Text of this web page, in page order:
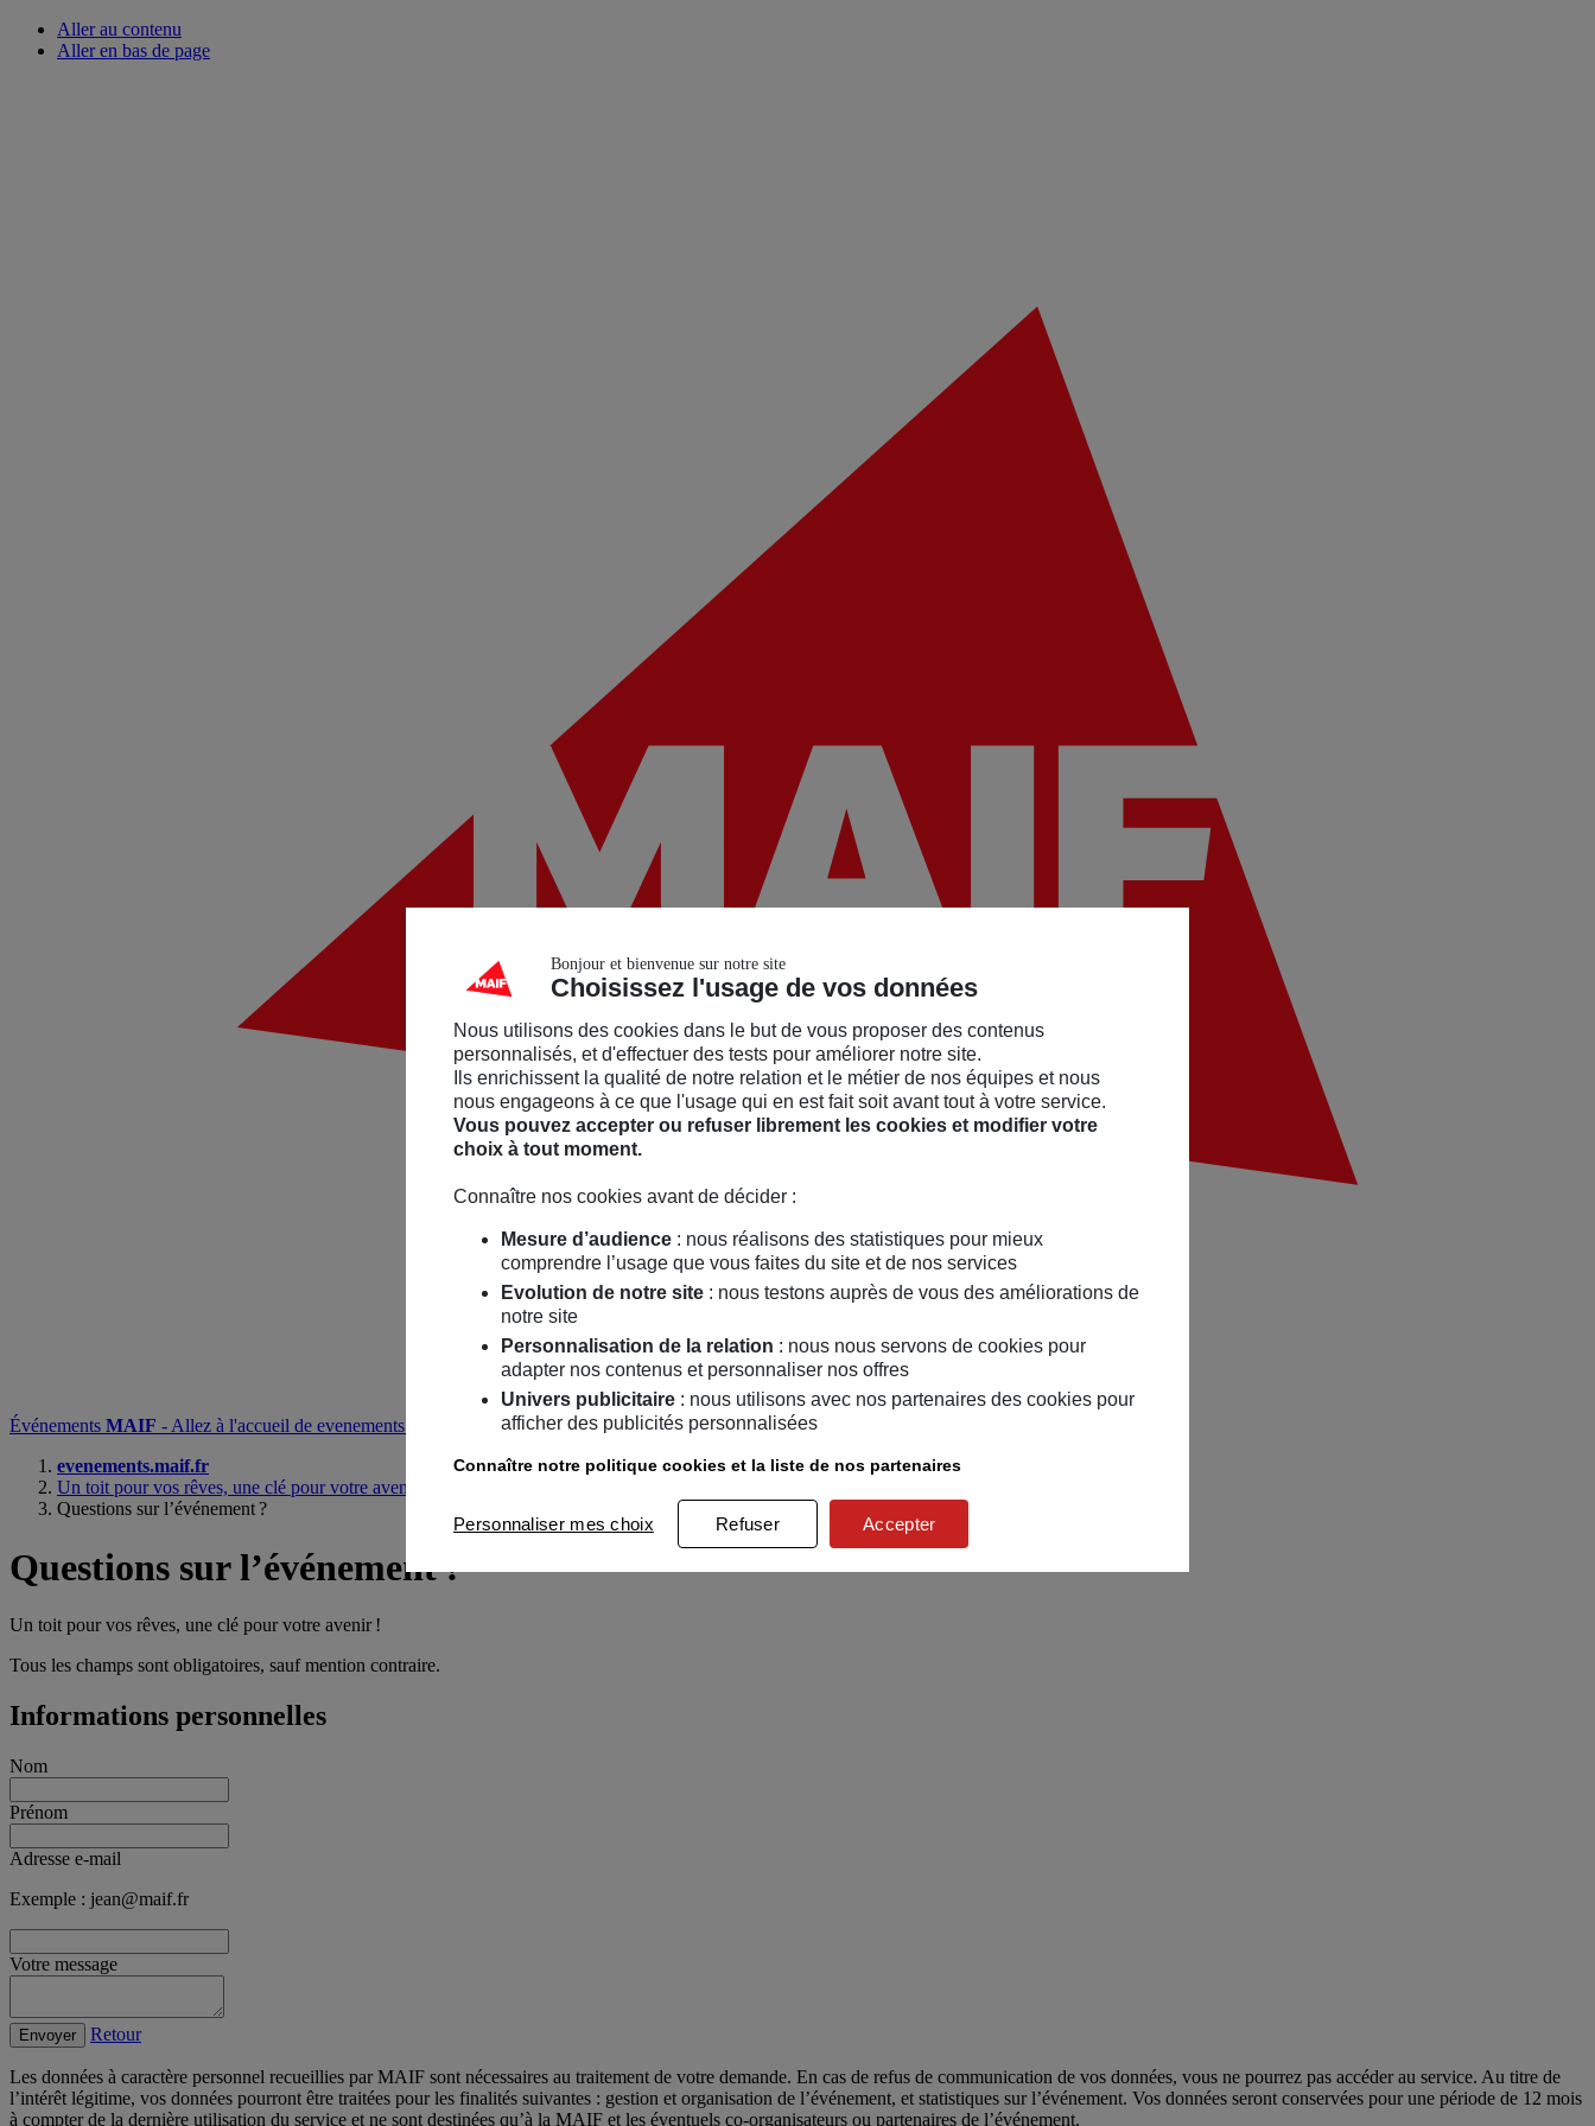
Aller au contenu
Aller en bas de page
Événements MAIF - Allez à l'accueil de evenements.maif.fr
Rechercher
evenements.maif.fr
Un toit pour vos rêves, une clé pour votre avenir !
Questions sur l’événement ?
Questions sur l’événement ?
Un toit pour vos rêves, une clé pour votre avenir !
Tous les champs sont obligatoires, sauf mention contraire.
Informations personnelles
Nom
Prénom
Adresse e-mail
Exemple : jean@maif.fr
Votre message
Envoyer Retour
Les données à caractère personnel recueillies par MAIF sont nécessaires au traitement de votre demande. En cas de refus de communication de vos données, vous ne pourrez pas accéder au service. Au titre de
l’intérêt légitime, vos données pourront être traitées pour les finalités suivantes : gestion et organisation de l’événement, et statistiques sur l’événement. Vos données seront conservées pour une période de 12 mois
à compter de la dernière utilisation du service et ne sont destinées qu’à la MAIF et les éventuels co-organisateurs ou partenaires de l’événement.
Bonjour et bienvenue sur notre site
Choisissez l'usage de vos données
Nous utilisons des cookies dans le but de vous proposer des contenus
personnalisés, et d'effectuer des tests pour améliorer notre site.
Ils enrichissent la qualité de notre relation et le métier de nos équipes et nous
nous engageons à ce que l'usage qui en est fait soit avant tout à votre service.
Vous pouvez accepter ou refuser librement les cookies et modifier votre
choix à tout moment.
Connaître nos cookies avant de décider :
Mesure d’audience : nous réalisons des statistiques pour mieux
comprendre l’usage que vous faites du site et de nos services
Evolution de notre site : nous testons auprès de vous des améliorations de
notre site
Personnalisation de la relation : nous nous servons de cookies pour
adapter nos contenus et personnaliser nos offres
Univers publicitaire : nous utilisons avec nos partenaires des cookies pour
afficher des publicités personnalisées
Connaître notre politique cookies et la liste de nos partenaires
Personnaliser mes choix Refuser Accepter